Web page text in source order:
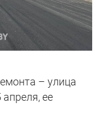
– улица
ее